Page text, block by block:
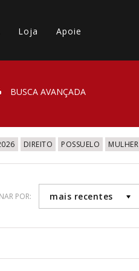
Loja Apoie
BUSCA AVANÇADA
DIREITO POSSUELO MULHER
POR: mais recentes